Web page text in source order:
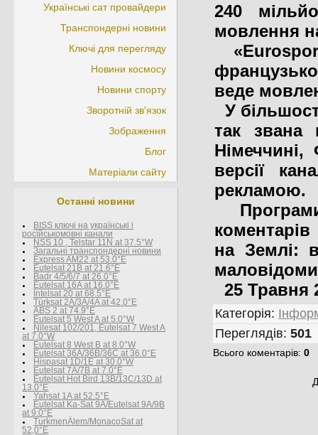
Українські сат провайдери
Транспондерні новини
Ключі для перегляду
Новини космосу
Новини спорту
Зворотній зв'язок
Зображення
Блог
Матеріали сайту
Останні новини
BISS ключі на українські і
росїйськомовні канали
NSS 10 , Telstar 11N at 37.5°W
Загальні транспондерні новини
Express AM22 at 53.0°E
Eutelsat 21B at 21.6°E
Badr 4/5/6/7 at 26.0°E
Eutelsat 16A at 16.0°E
Intelsat 20 at 68.5°E
Türksat 2A/3A/4A at 42.0°E
ABS 2 at 74.9°E
Eutelsat 5 West A at 5.0°W
Nilesat 102/201, Eutelsat 7 West A
at 7.0°W
Eutelsat 8 West В at 8.0°W
Eutelsat 36A/36B/36C at 36.0°E
Hispasat 1D/1E at 30.0°W
Eutelsat 7A/7B at 7.0°E
Eutelsat Hot Bird 13B/13C/13D at
13.0°E
Yahsat 1A at 52.5°E
Eutelsat Ka-Sat 9A/Eutelsat 9A/9B
at 9.0°E
TurkmenÄlem/MonacoSat at
52,0°E
240
мовлення
веде
У
так звана
Німеччині,
версії
рекламою.
Програми
на Землі:
25 Травня
Категорія:
Переглядів: 501
Всього коментарів: 0